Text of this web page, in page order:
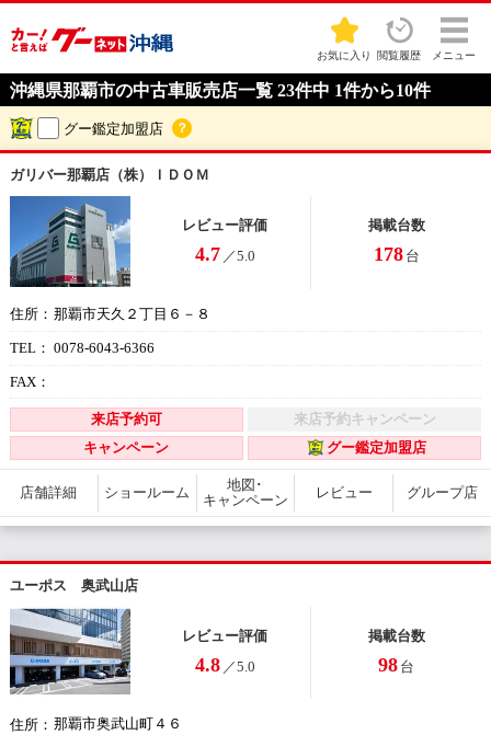
お気に入り 閲覧履歴 メニュー
沖縄県那覇市の中古車販売店一覧 23件中 1件から10件
グー鑑定加盟店 ？
ガリバー那覇店（株）ＩＤＯＭ
住所： 那覇市天久２丁目６－８
TEL： 0078-6043-6366
FAX：
レビュー評価
4.7 ／5.0
掲載台数
178 台
来店予約可
来店予約キャンペーン
キャンペーン
グー鑑定加盟店
店舗詳細 ショールーム
地図･
キャンペーン
レビュー グループ店
ユーポス 奥武山店
住所： 那覇市奥武山町４６
レビュー評価
4.8 ／5.0
掲載台数
98 台